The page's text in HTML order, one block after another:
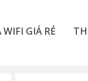
WIFI GIÁ RẺ